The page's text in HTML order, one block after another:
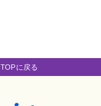
TOPに戻る